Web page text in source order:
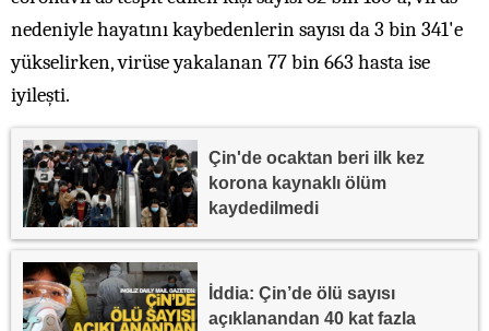
nedeniyle hayatını kaybedenlerin sayısı da 3 bin 341'e
yükselirken, virüse yakalanan 77 bin 663 hasta ise
iyileşti.
Çin'de ocaktan beri ilk kez
korona kaynaklı ölüm
kaydedilmedi
İddia: Çin’de ölü sayısı
açıklanandan 40 kat fazla